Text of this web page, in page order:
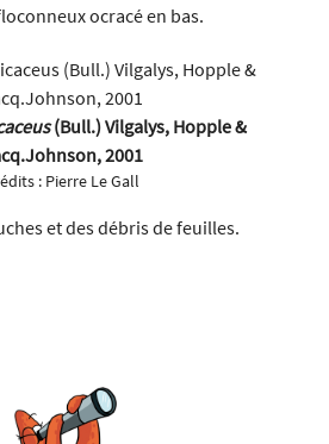
ocracé en bas.
(Bull.) Vilgalys, Hopple &
2001
: Pierre Le Gall
et des débris de feuilles.